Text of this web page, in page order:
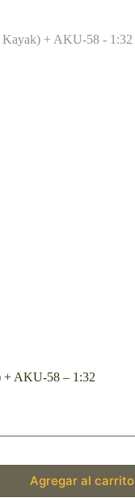
AKU-58 – 1:32
Agregar al carrito